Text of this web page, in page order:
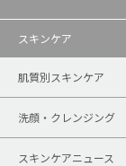
スキンケア
肌質別スキンケア
洗顔・クレンジング
スキンケアニュース